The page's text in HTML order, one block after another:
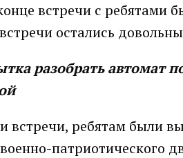
встречи с ребятами
остались
разобрать автомат
встречи, ребятам были
патриотического